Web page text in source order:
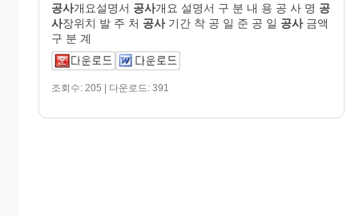
공사개요설명서 공사개요 설명서 구 분 내 용 공 사 명 공
사장위치 발 주 처 공사기간 착 공 일 준 공 일 공사금액
구 분 계
조회수: 205 | 다운로드: 391